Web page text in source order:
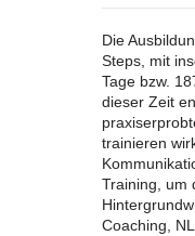
Die
Steps, mit
Tage bzw.
dieser Zeit
trainieren
Training, um
Coaching,